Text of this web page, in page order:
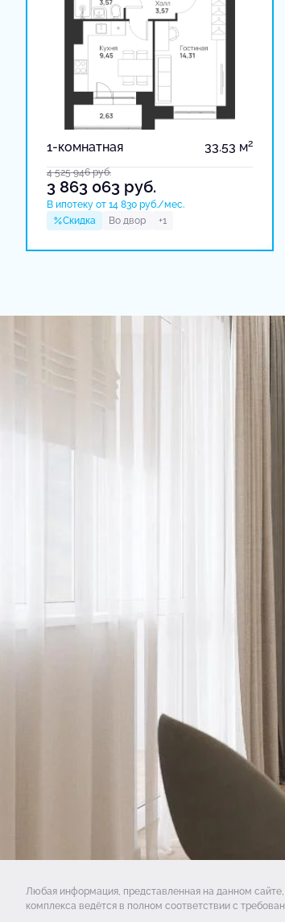
1-комнатная 33.53 м2
4 525 946руб.
3 863 063 руб.
В ипотеку от 14 830 руб./мес.
Скидка
Во двор +1
Любая информация, представленная на данном
комплекса ведётся в полном соответствии с